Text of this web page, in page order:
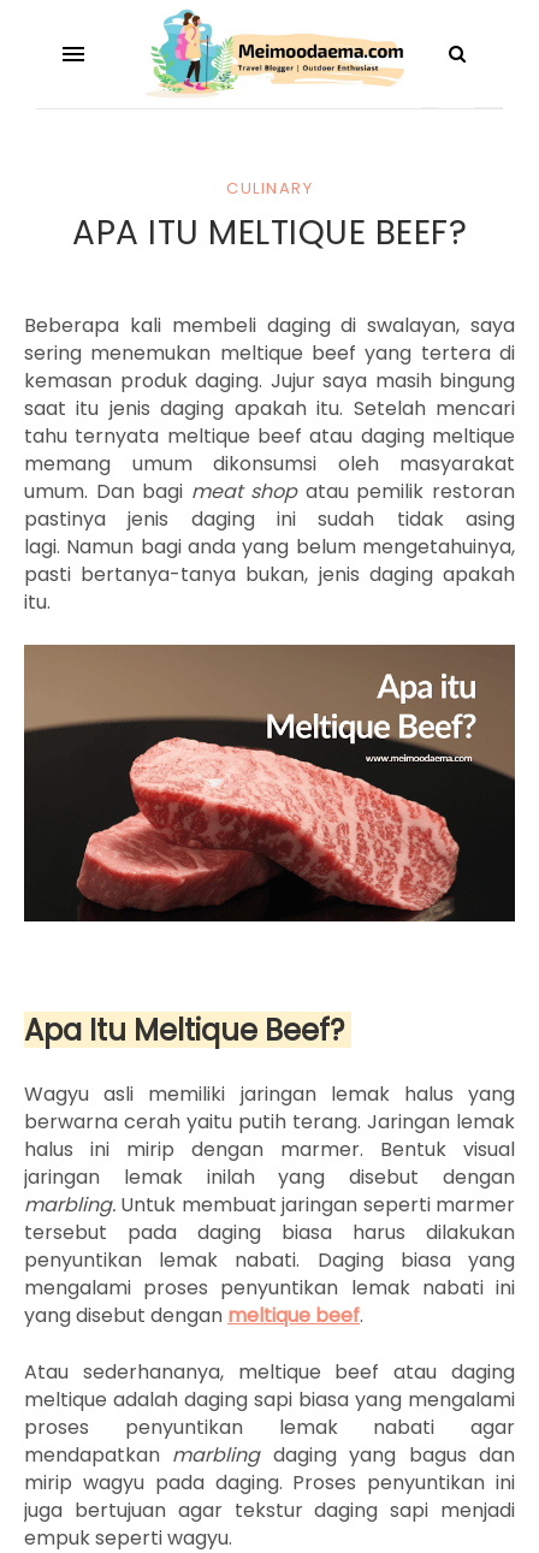
CULINARY
APA ITU MELTIQUE BEEF?
Beberapa kali membeli daging di swalayan, saya
sering menemukan meltique beef yang tertera di
kemasan produk daging. Jujur saya masih bingung
saat itu jenis daging apakah itu. Setelah mencari
tahu ternyata meltique beef atau daging meltique
memang umum dikonsumsi oleh masyarakat
umum. Dan bagi meat shop atau pemilik restoran
pastinya jenis daging ini sudah tidak asing
lagi. Namun bagi anda yang belum mengetahuinya,
pasti bertanya-tanya bukan, jenis daging apakah
itu.
Apa Itu Meltique Beef?
Wagyu asli memiliki jaringan lemak halus yang
berwarna cerah yaitu putih terang. Jaringan lemak
halus ini mirip dengan marmer. Bentuk visual
jaringan lemak inilah yang disebut dengan
marbling. Untuk membuat jaringan seperti marmer
tersebut pada daging biasa harus dilakukan
penyuntikan lemak nabati. Daging biasa yang
mengalami proses penyuntikan lemak nabati ini
yang disebut dengan meltique beef.
Atau sederhananya, meltique beef atau daging
meltique adalah daging sapi biasa yang mengalami
proses penyuntikan lemak nabati agar
mendapatkan marbling dagingyang bagus dan
mirip wagyu pada daging. Proses penyuntikan ini
juga bertujuan agar tekstur daging sapi menjadi
empuk seperti wagyu.